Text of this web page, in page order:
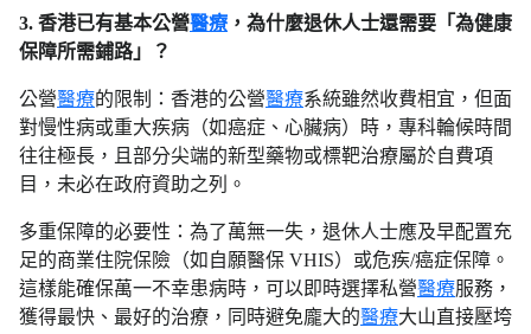
3. 香港已有基本公營醫療 ，為什麼退休人士還需要「為健康
保障所需鋪路」？
公營醫療的限制：香港的公營醫療系統雖然收費相宜，但面
對慢性病或重大疾病（如癌症、心臟病）時，專科輪候時間
往往極長，且部分尖端的新型藥物或標靶治療屬於自費項
目，未必在政府資助之列。
多重保障的必要性：為了萬無一失，退休人士應及早配置充
足的商業住院保險（如自願醫保 VHIS）或危疾/癌症保障。
這樣能確保萬一不幸患病時，可以即時選擇私營醫療服務，
獲得最快、最好的治療，同時避免龐大的醫療大山直接壓垮